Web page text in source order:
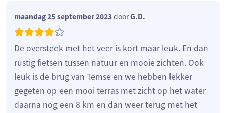
maandag 25 september 2023doorG.D.
De oversteek met het veer is kort maar leuk. En dan
rustig fietsen tussen natuur en mooie zichten. Ook
leuk is de brug van Temse en we hebben lekker
gegeten op een mooi terras met zicht op het water
daarna nog een 8 km en dan weer terug met het